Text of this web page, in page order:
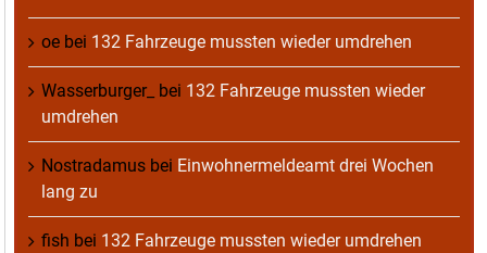
oe bei 132 Fahrzeuge mussten wieder umdrehen
Wasserburger_ bei 132 Fahrzeuge mussten wieder
umdrehen
Nostradamus bei Einwohnermeldeamt drei Wochen
lang zu
fish bei 132 Fahrzeuge mussten wieder umdrehen